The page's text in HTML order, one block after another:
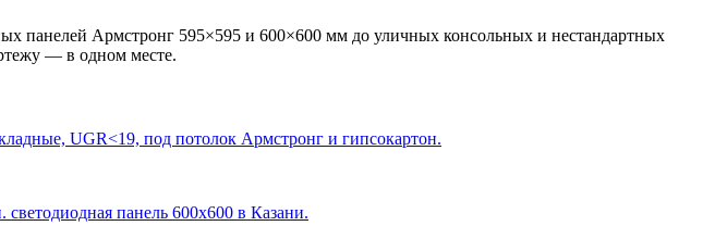
панелей Армстронг 595×595 и 600×600 мм до уличных консольных и нестандартных
— в одном месте.
UGR<19, под потолок Армстронг и гипсокартон.
панель 600х600 в Казани.